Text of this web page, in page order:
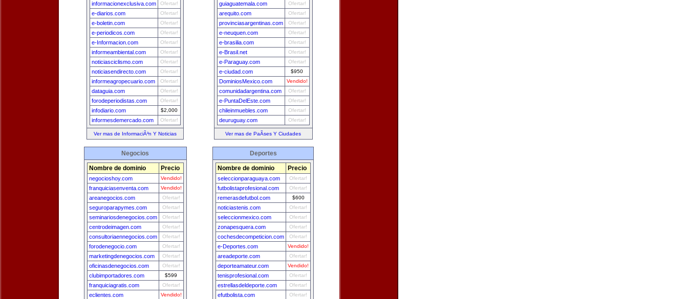
informacionexclusiva.com Ofertar!
e-diarios.com Ofertar!
e-boletin.com Ofertar!
e-periodicos.com Ofertar!
e-Informacion.com Ofertar!
informeambiental.com Ofertar!
noticiasciclismo.com Ofertar!
noticiasendirecto.com Ofertar!
informeagropecuario.com Ofertar!
dataguia.com Ofertar!
forodeperiodistas.com Ofertar!
infodiario.com $2,000
informesdemercado.com Ofertar!
Ver mas de InformaciÃ³n Y Noticias
guiaguatemala.com Ofertar!
arequito.com Ofertar!
provinciasargentinas.com Ofertar!
e-neuquen.com Ofertar!
e-brasilia.com Ofertar!
e-Brasil.net Ofertar!
e-Paraguay.com Ofertar!
e-ciudad.com $950
DominiosMexico.com Vendido!
comunidadargentina.com Ofertar!
e-PuntaDelEste.com Ofertar!
chileinmuebles.com Ofertar!
deuruguay.com Ofertar!
Ver mas de PaÃ­ses Y Ciudades
Negocios
Nombre de dominio Precio
negocioshoy.com Vendido!
franquiciasenventa.com Vendido!
areanegocios.com Ofertar!
seguroparapymes.com Ofertar!
seminariosdenegocios.com Ofertar!
centrodeimagen.com Ofertar!
consultoriaennegocios.com Ofertar!
forodenegocio.com Ofertar!
marketingdenegocios.com Ofertar!
oficinasdenegocios.com Ofertar!
clubimportadores.com $599
franquiciagratis.com Ofertar!
eclientes.com Vendido!
Deportes
Nombre de dominio Precio
seleccionparaguaya.com Ofertar!
futbolistaprofesional.com Ofertar!
remerasdefutbol.com $600
noticiastenis.com Ofertar!
seleccionmexico.com Ofertar!
zonapesquera.com Ofertar!
cochesdecompeticion.com Ofertar!
e-Deportes.com Vendido!
areadeporte.com Ofertar!
deporteamateur.com Vendido!
tenisprofesional.com Ofertar!
estrellasdeldeporte.com Ofertar!
efutbolista.com Ofertar!